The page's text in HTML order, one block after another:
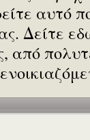
αυτό
Δείτε